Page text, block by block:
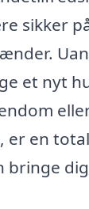
sikker
et nyt
er en
bringe